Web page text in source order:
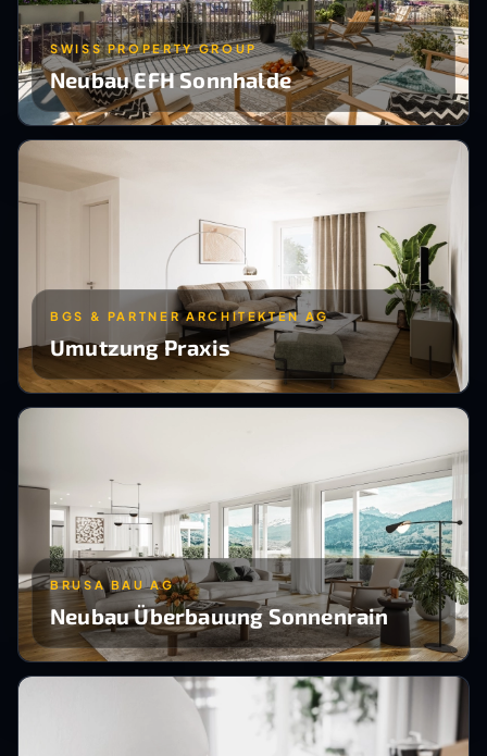
SWISS PROPERTY GROUP
Neubau EFH Sonnhalde
BGS & PARTNER ARCHITEKTEN AG
Umutzung Praxis
BRUSA BAU AG
Neubau Überbauung Sonnenrain